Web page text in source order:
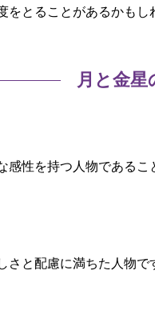
をとることがあるかも
月と金星
感性を持つ人物である
と配慮に満ちた人物